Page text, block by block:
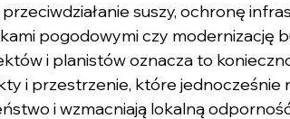
suszy, ochronę
pogodowymi czy modernizację
i planistów oznacza to
i przestrzenie, które jednocześnie
i wzmacniają lokalną